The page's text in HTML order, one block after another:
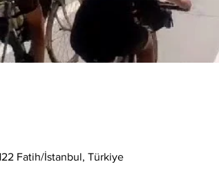
Fatih/İstanbul, Türkiye